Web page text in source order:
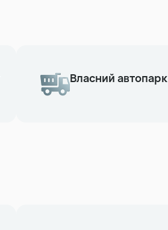
Власний автопарк